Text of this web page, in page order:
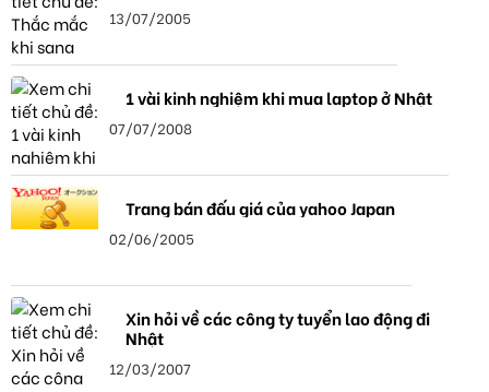
13/07/2005
1 vài kinh nghiệm khi mua laptop ở Nhật
07/07/2008
Trang bán đấu giá của yahoo Japan
02/06/2005
Xin hỏi về các công ty tuyển lao động đi
Nhật
12/03/2007